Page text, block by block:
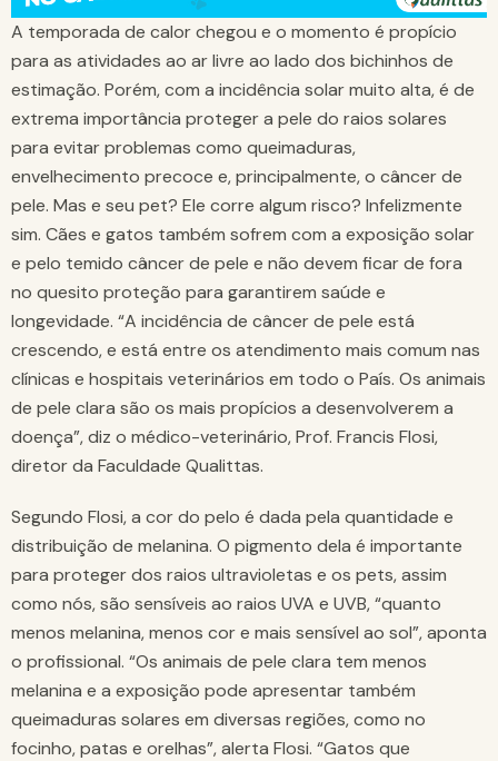
A temporada de calor chegou e o momento é propício
para as atividades ao ar livre ao lado dos bichinhos de
estimação. Porém, com a incidência solar muito alta, é de
extrema importância proteger a pele do raios solares
para evitar problemas como queimaduras,
envelhecimento precoce e, principalmente, o câncer de
pele. Mas e seu pet? Ele corre algum risco? Infelizmente
sim. Cães e gatos também sofrem com a exposição solar
e pelo temido câncer de pele e não devem ficar de fora
no quesito proteção para garantirem saúde e
longevidade. “A incidência de câncer de pele está
crescendo, e está entre os atendimento mais comum nas
clínicas e hospitais veterinários em todo o País. Os animais
de pele clara são os mais propícios a desenvolverem a
doença”, diz o médico-veterinário, Prof. Francis Flosi,
diretor da Faculdade Qualittas.
Segundo Flosi, a cor do pelo é dada pela quantidade e
distribuição de melanina. O pigmento dela é importante
para proteger dos raios ultravioletas e os pets, assim
como nós, são sensíveis ao raios UVA e UVB, “quanto
menos melanina, menos cor e mais sensível ao sol”, aponta
o profissional. “Os animais de pele clara tem menos
melanina e a exposição pode apresentar também
queimaduras solares em diversas regiões, como no
focinho, patas e orelhas”, alerta Flosi. “Gatos que